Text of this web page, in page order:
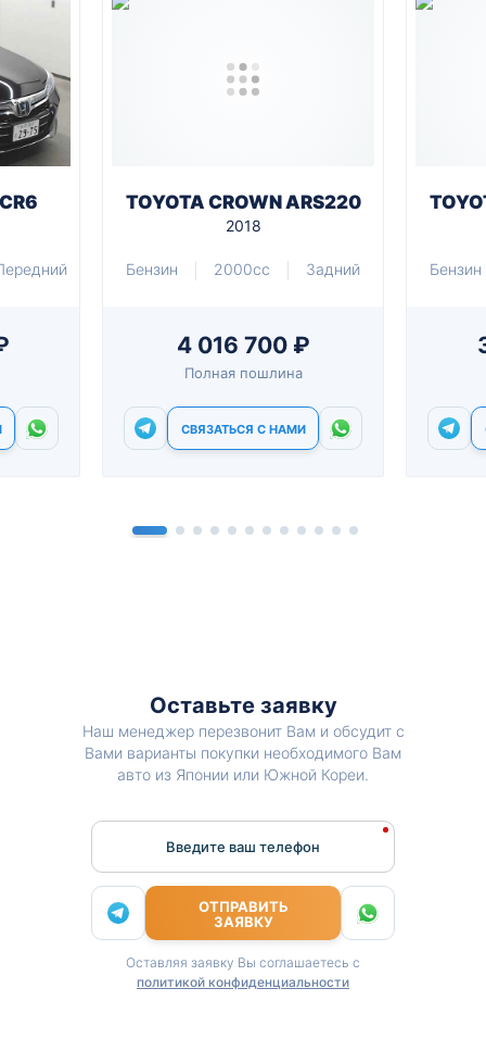
TOYOTA CROWN ARS220
2018
Бензин 2000cc Задний
4 016 700 ₽
Полная пошлина
СВЯЗАТЬСЯ С НАМИ
Бензин
Оставьте заявку
Наш менеджер перезвонит Вам и обсудит с
Вами варианты покупки необходимого Вам
авто из Японии или Южной Кореи.
Введите ваш телефон
ОТПРАВИТЬ
ЗАЯВКУ
Оставляя заявку Вы соглашаетесь с
политикой конфиденциальности